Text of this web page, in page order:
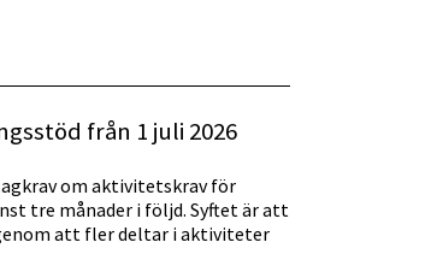
från 1 juli 2026
om aktivitetskrav för
tre månader i följd. Syftet är att
att fler deltar i aktiviteter